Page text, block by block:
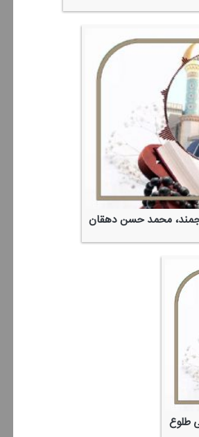
محمد حسن دهقان
طلوع